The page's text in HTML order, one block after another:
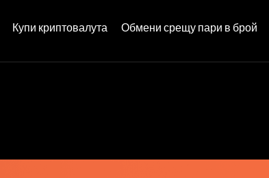
Купи криптовалута Обмени срещу пари в брой